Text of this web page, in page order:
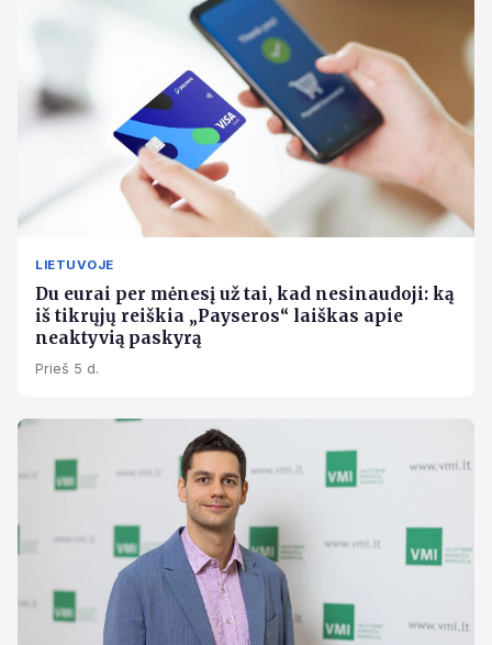
LIETUVOJE
Du eurai per mėnesį už tai, kad nesinaudoji: ką
iš tikrųjų reiškia „Payseros“ laiškas apie
neaktyvią paskyrą
Prieš 5 d.